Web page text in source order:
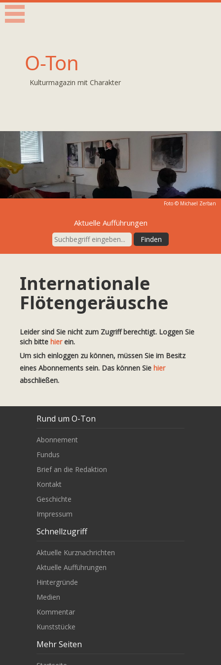
O-Ton
Kulturmagazin mit Charakter
Foto © Michael Zerban
Aktuelle Aufführungen
Internationale
Flötengeräusche
Leider sind Sie nicht zum Zugriff berechtigt. Loggen Sie
sich bitte hierein.
Um sich einloggen zu können, müssen Sie im Besitz
eines Abonnements sein. Das können Sie hier
abschließen.
Rund um O-Ton
Abonnement
Fundus
Brief an die Redaktion
Kontakt
Geschichte
Impressum
Schnellzugriff
Aktuelle Kurznachrichten
Aktuelle Aufführungen
Hintergründe
Medien
Kommentar
Kunststücke
Mehr Seiten